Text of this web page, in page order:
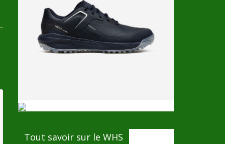
Tout savoir sur le WHS